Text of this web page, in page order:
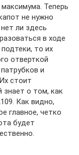
Теперь
не нужно
ли здесь
в ходе
то их
отверткой
и
стоит
знает о том, как
Как видно,
главное, четко
будет